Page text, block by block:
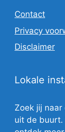
Contact
Privacy
Disclaimer
Lokale
Zoek jij
uit de buurt.